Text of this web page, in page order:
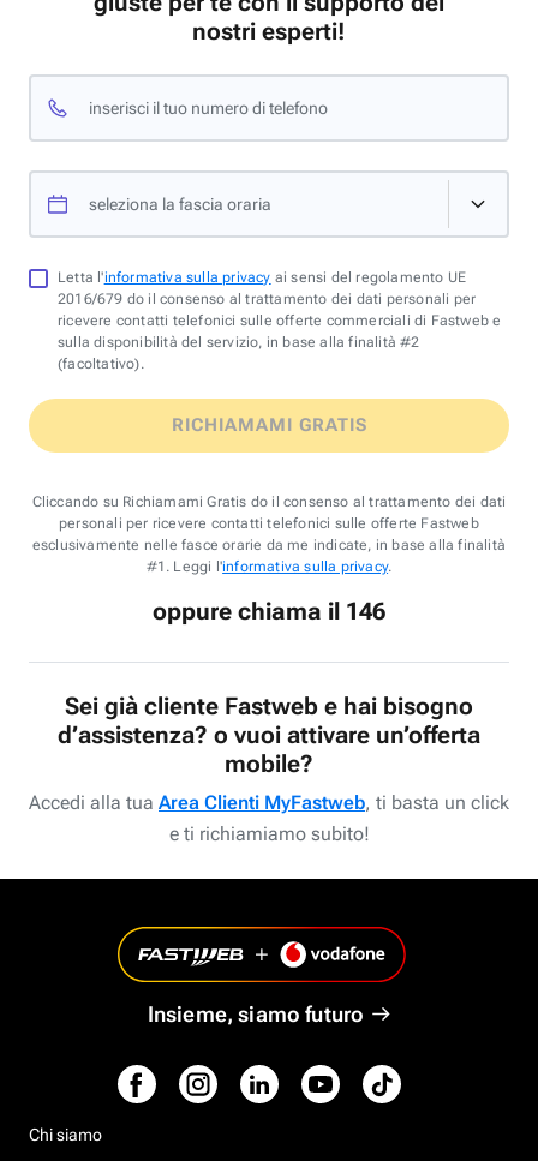
nostri esperti!
inserisci il tuo numero di telefono
seleziona la fascia oraria
Letta l'informativa sulla privacy ai sensi del regolamento UE
2016/679 do il consenso al trattamento dei dati personali per
ricevere contatti telefonici sulle offerte commerciali di Fastweb e
sulla disponibilità del servizio, in base alla finalità #2
(facoltativo).
RICHIAMAMI GRATIS
Cliccando su Richiamami Gratis do il consenso al trattamento dei dati
personali per ricevere contatti telefonici sulle offerte Fastweb
esclusivamente nelle fasce orarie da me indicate, in base alla finalità
#1. Leggi l'informativa sulla privacy.
oppure chiama il 146
Sei già cliente Fastweb e hai bisogno
d’assistenza? o vuoi attivare un’offerta
mobile?
Accedi alla tua Area Clienti MyFastweb, ti basta un click
e ti richiamiamo subito!
Insieme, siamo futuro
Chi siamo